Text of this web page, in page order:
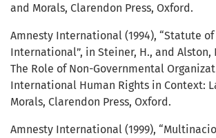
and Morals, Clarendon Press, Oxford.
Amnesty International (1994), “Statute
International”, in Steiner, H., and Alston,
The Role of Non-Governmental
International Human Rights in Context:
Morals, Clarendon Press, Oxford.
Amnesty International (1999),